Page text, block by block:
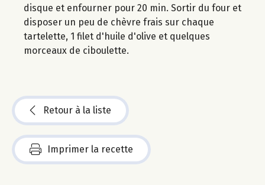
disque et enfourner pour 20 min. Sortir du four et
disposer un peu de chèvre frais sur chaque
tartelette, 1 filet d'huile d'olive et quelques
morceaux de ciboulette.
Retour à la liste
Imprimer la recette